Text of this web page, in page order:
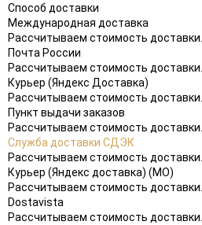
Способ доставки
Международная доставка
Рассчитываем стоимость доставки...
Почта России
Рассчитываем стоимость доставки...
Курьер (Яндекс Доставка)
Рассчитываем стоимость доставки...
Пункт выдачи заказов
Рассчитываем стоимость доставки...
Служба доставки СДЭК
Рассчитываем стоимость доставки...
Курьер (Яндекс доставка) (МО)
Рассчитываем стоимость доставки...
Dostavista
Рассчитываем стоимость доставки...